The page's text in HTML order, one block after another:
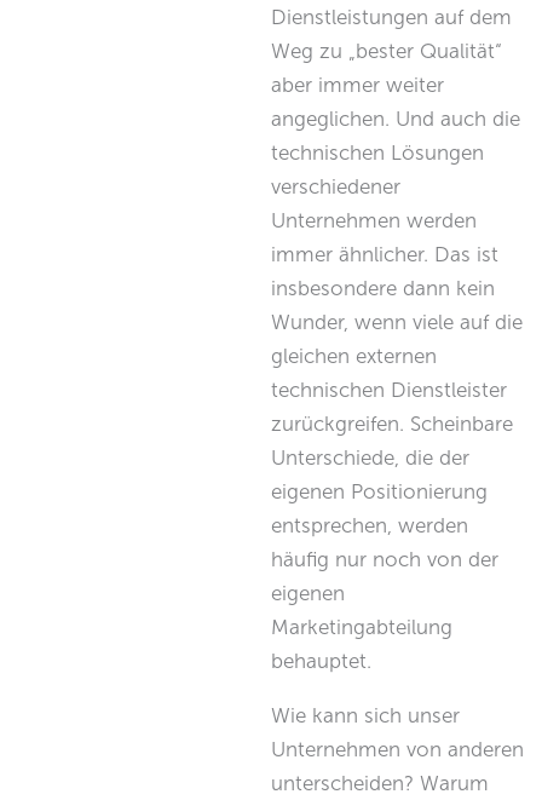
Dienstleistungen auf dem
Weg zu „bester Qualität“
aber immer weiter
angeglichen. Und auch die
technischen Lösungen
verschiedener
Unternehmen werden
immer ähnlicher. Das ist
insbesondere dann kein
Wunder, wenn viele auf die
gleichen externen
technischen Dienstleister
zurückgreifen. Scheinbare
Unterschiede, die der
eigenen Positionierung
entsprechen, werden
häufig nur noch von der
eigenen
Marketingabteilung
behauptet.
Wie kann sich unser
Unternehmen von anderen
unterscheiden? Warum